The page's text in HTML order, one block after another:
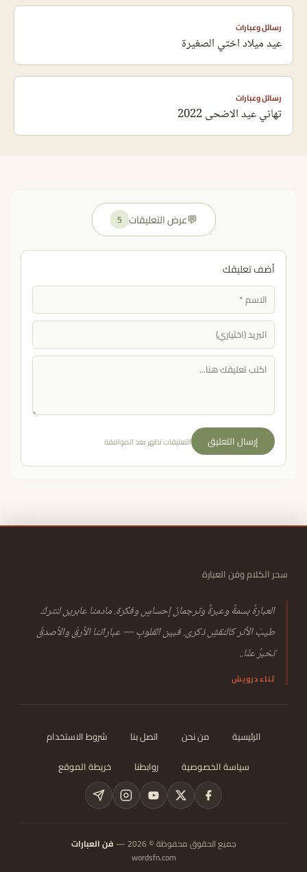
رسائل وعبارات
عيد ميلاد اختي الصغيرة
رسائل وعبارات
تهاني عيد الاضحى 2022
💬عرض التعليقات 5
أضف تعليقك
إرسال التعليق التعليقات تظهر بعد الموافقة
سحر الكلام وفن العبارة
العبارةُ بسمةٌ وعبرةٌ وترجمانُ إحساسٍ وفكرة. مادمنا عابرين لنتركَ
طيبَ الأثر كالنقشِ ذكرى. فبين القلوبِ — عباراتنا الأرقّ والأصدقُ
تخبرُ عنّا..
ثناء درويش
الرئيسية من نحن اتصل بنا
شروط الاستخدام
سياسة الخصوصية
روابطنا خريطة الموقع
جميع الحقوق محفوظة © 2026 —
فن العبارات
wordsfn.com